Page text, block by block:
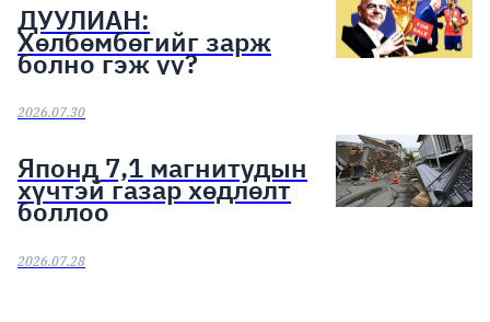
ДУУЛИАН:
Хөлбөмбөгийг зарж
болно гэж үү?
2026.07.30
Японд 7,1 магнитудын
хүчтэй газар хөдлөлт
боллоо
2026.07.28